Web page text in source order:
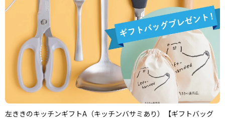
左ききのキッチンギフトA（キッチンバサミあり）【ギフトバッグ